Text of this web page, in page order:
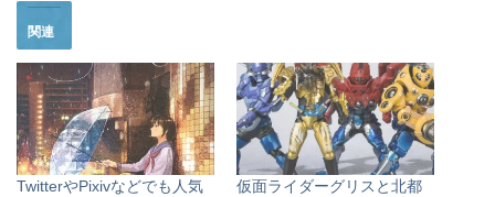
関連
TwitterやPixivなどでも人気
仮面ライダーグリスと北都